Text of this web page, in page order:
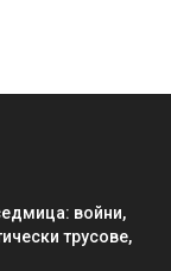
войни,
трусове,